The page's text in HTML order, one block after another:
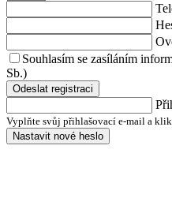
Souhlasím se zasíláním
Sb.)
Odeslat registraci
Vyplňte svůj přihlašovací e-mail a
Nastavit nové heslo